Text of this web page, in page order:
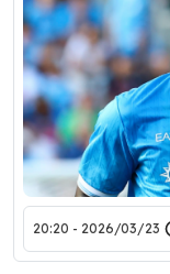
2026/03/23 - 20:20